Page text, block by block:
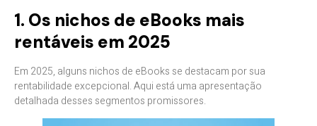
1. Os nichos de eBooks mais
rentáveis em 2025
Em 2025, alguns nichos de eBooks se destacam por sua
rentabilidade excepcional. Aqui está uma apresentação
detalhada desses segmentos promissores.